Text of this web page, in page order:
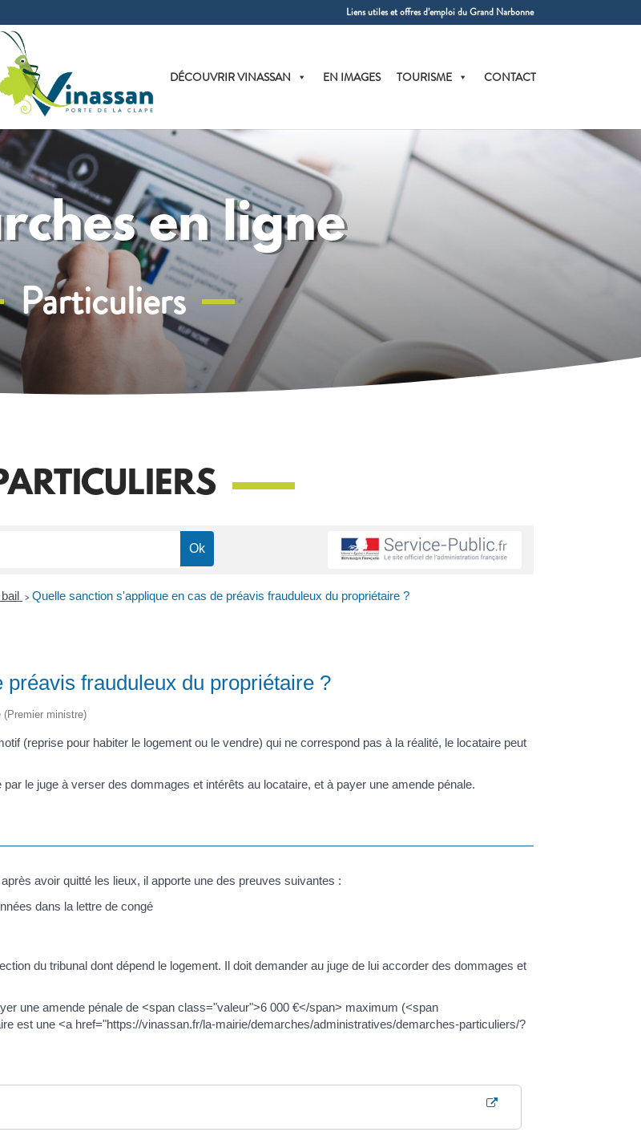
Liens utiles et offres d’emploi du Grand Narbonne
DÉCOUVRIR VINASSAN EN IMAGES TOURISME CONTACT
en ligne
Particuliers
> Quelle sanction s'applique en cas de préavis frauduleux du propriétaire ?
frauduleux du propriétaire ?
ministre)
(reprise pour habiter le logement ou le vendre) qui ne correspond pas à la réalité, le locataire peut
le juge à verser des dommages et intérêts au locataire, et à payer une amende pénale.
avoir quitté les lieux, il apporte une des preuves suivantes :
dans la lettre de congé
du tribunal dont dépend le logement. Il doit demander au juge de lui accorder des dommages et
une amende pénale de <span class="valeur">6 000 €</span> maximum (<span
est une <a href="https://vinassan.fr/la-mairie/demarches/administratives/demarches-particuliers/?